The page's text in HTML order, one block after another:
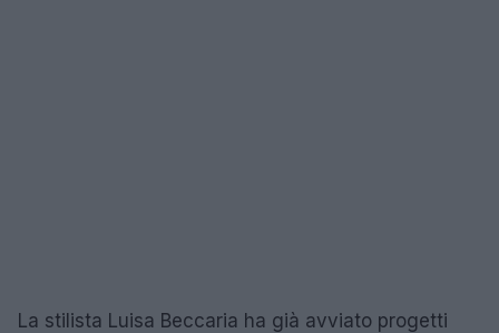
La stilista Luisa Beccaria ha già avviato progetti